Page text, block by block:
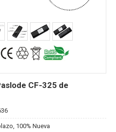
CF-325 de
100% Nueva